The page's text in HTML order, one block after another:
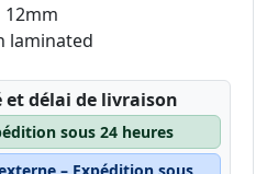
12mm
laminated
délai de livraison
sous 24 heures